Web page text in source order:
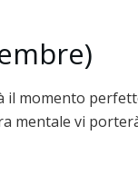
il momento
mentale vi